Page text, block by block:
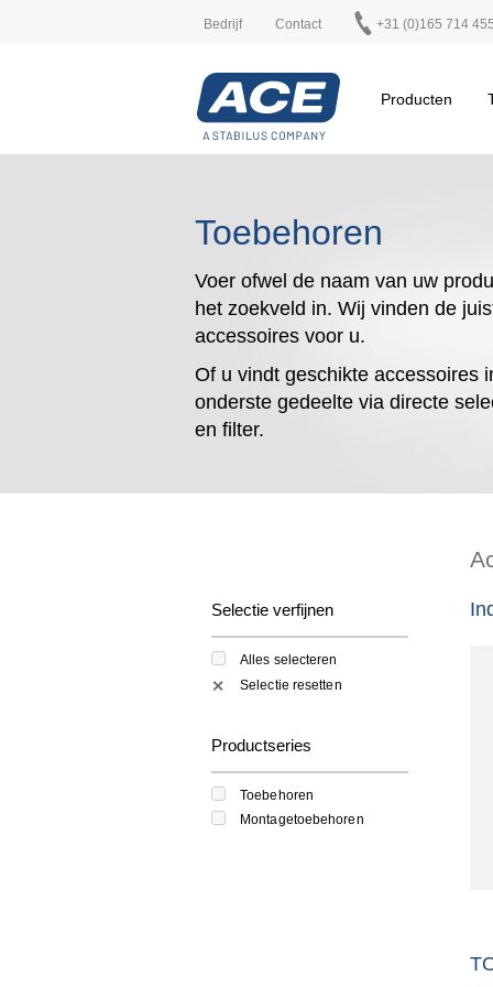
Bedrijf Contact +31 (0)165 714 455
Producten
Toebehoren
Voer ofwel de naam van uw
het zoekveld in. Wij vinden de
accessoires voor u.
Of u vindt geschikte accessoires
onderste gedeelte via directe
en filter.
Selectie verfijnen
Alles selecteren
✕ Selectie resetten
Productseries
Toebehoren
Montagetoebehoren